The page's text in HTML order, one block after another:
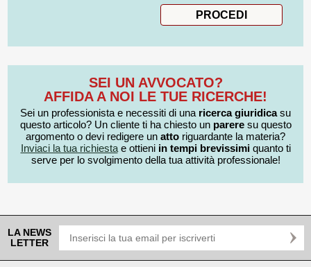
SEI UN AVVOCATO?
AFFIDA A NOI LE TUE RICERCHE!
Sei un professionista e necessiti di una ricerca giuridicasu
questo articolo? Un cliente ti ha chiesto un pareresu questo
argomento o devi redigere un atto riguardante la materia?
Inviaci la tua richiestae ottieni in tempi brevissimiquanto ti
serve per lo svolgimento della tua attività professionale!
LA NEWS
LETTER